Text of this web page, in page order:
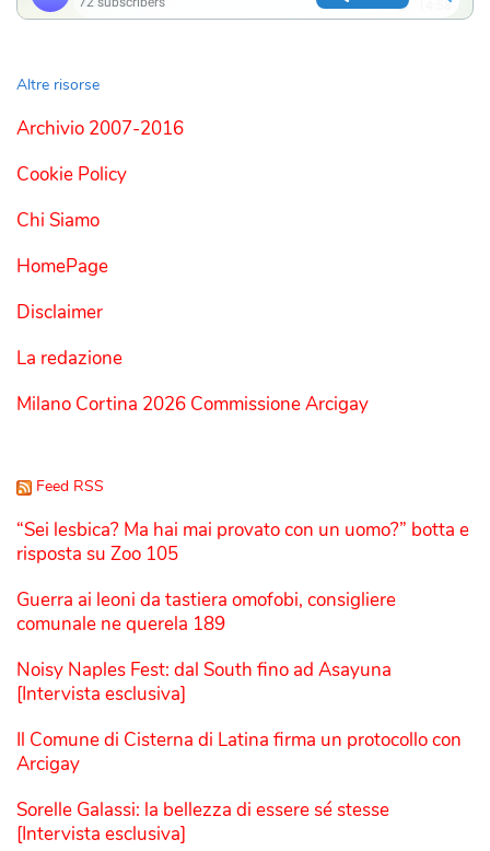
Altre risorse
Archivio 2007-2016
Cookie Policy
Chi Siamo
HomePage
Disclaimer
La redazione
Milano Cortina 2026 Commissione Arcigay
Feed RSS
“Sei lesbica? Ma hai mai provato con un uomo?” botta e
risposta su Zoo 105
Guerra ai leoni da tastiera omofobi, consigliere
comunale ne querela 189
Noisy Naples Fest: dal South fino ad Asayuna
[Intervista esclusiva]
Il Comune di Cisterna di Latina firma un protocollo con
Arcigay
Sorelle Galassi: la bellezza di essere sé stesse
[Intervista esclusiva]